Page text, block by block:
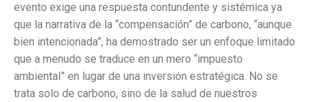
evento exige una respuesta contundente y sistémica ya
que la narrativa de la “compensación” de carbono, “aunque
bien intencionada”, ha demostrado ser un enfoque limitado
que a menudo se traduce en un mero “impuesto
ambiental” en lugar de una inversión estratégica. No se
trata solo de carbono, sino de la salud de nuestros